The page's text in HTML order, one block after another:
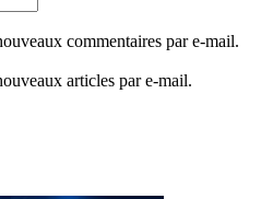
commentaires par e-mail.
articles par e-mail.